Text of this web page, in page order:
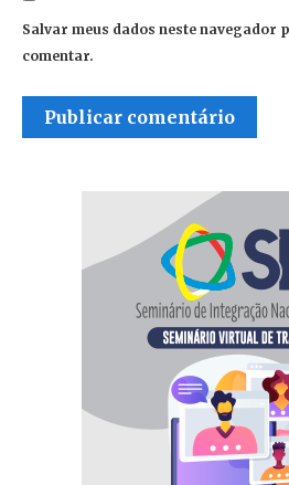
Salvar meus dados neste navegador
comentar.